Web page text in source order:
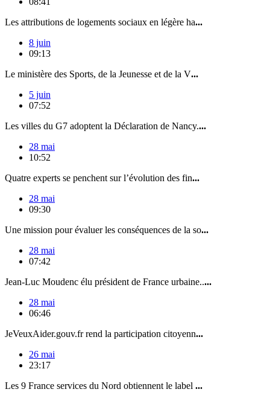
Les attributions de logements sociaux en légère ha...
8 juin
09:13
Le ministère des Sports, de la Jeunesse et de la V...
5 juin
07:52
Les villes du G7 adoptent la Déclaration de Nancy....
28 mai
10:52
Quatre experts se penchent sur l’évolution des fin...
28 mai
09:30
Une mission pour évaluer les conséquences de la so...
28 mai
07:42
Jean-Luc Moudenc élu président de France urbaine.....
28 mai
06:46
JeVeuxAider.gouv.fr rend la participation citoyenn...
26 mai
23:17
Les 9 France services du Nord obtiennent le label ...